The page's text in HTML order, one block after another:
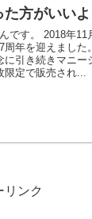
た方がいいよ
です。 2018年
周年を迎えまし
に引き続きマニ
限定で販売され...
リンク